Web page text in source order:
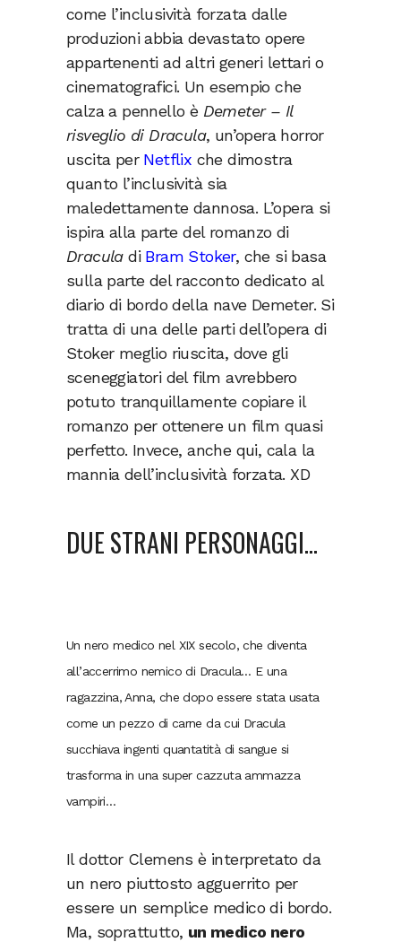
come l’inclusività forzata dalle
produzioni abbia devastato opere
appartenenti ad altri generi lettari o
cinematografici. Un esempio che
calza a pennello è Demeter – Il
risveglio di Dracula, un’opera horror
uscita per Netflix che dimostra
quanto l’inclusività sia
maledettamente dannosa. L’opera si
ispira alla parte del romanzo di
Draculadi Bram Stoker, che si basa
sulla parte del racconto dedicato al
diario di bordo della nave Demeter. Si
tratta di una delle parti dell’opera di
Stoker meglio riuscita, dove gli
sceneggiatori del film avrebbero
potuto tranquillamente copiare il
romanzo per ottenere un film quasi
perfetto. Invece, anche qui, cala la
mannia dell’inclusività forzata. XD
DUE STRANI PERSONAGGI…
Un nero medico nel XIX secolo, che diventa
all’accerrimo nemico di Dracula… E una
ragazzina, Anna, che dopo essere stata usata
come un pezzo di carne da cui Dracula
succhiava ingenti quantatità di sangue si
trasforma in una super cazzuta ammazza
vampiri…
Il dottor Clemens è interpretato da
un nero piuttosto agguerrito per
essere un semplice medico di bordo.
Ma, soprattutto, un medico nero